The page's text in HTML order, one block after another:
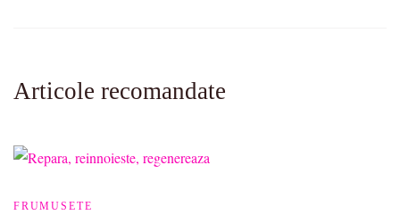
Articole recomandate
FRUMUSETE